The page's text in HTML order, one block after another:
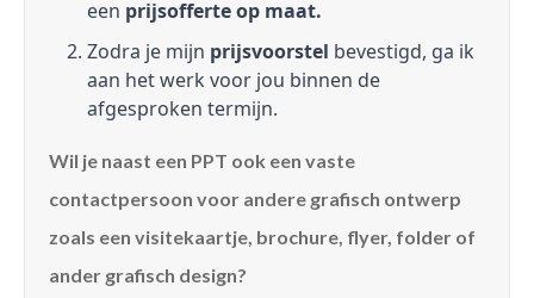
een prijsofferte op maat.
Zodra je mijn prijsvoorstel bevestigd, ga ik
aan het werk voor jou binnen de
afgesproken termijn.
Wil je naast een PPT ook een vaste
contactpersoon voor andere grafisch ontwerp
zoals een visitekaartje, brochure, flyer, folder of
ander grafisch design?